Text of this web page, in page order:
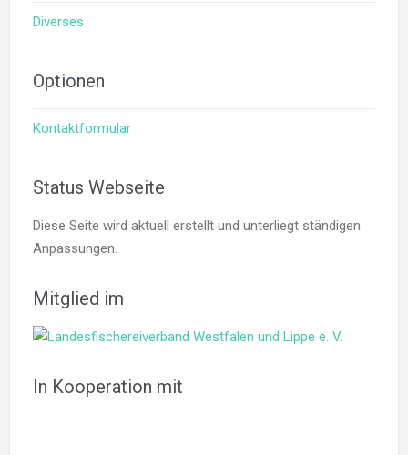
Diverses
Optionen
Kontaktformular
Status Webseite
Diese Seite wird aktuell erstellt und unterliegt ständigen
Anpassungen.
Mitglied im
In Kooperation mit